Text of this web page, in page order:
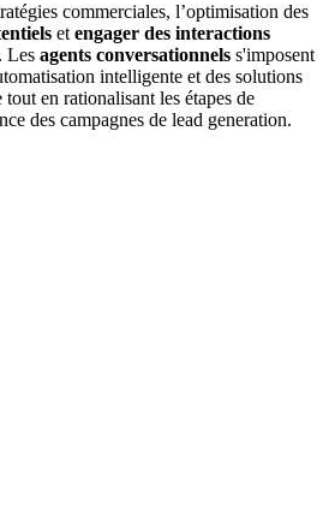
commerciales, l’optimisation des
et engager des interactions
Les agents conversationnels s'imposent
intelligente et des solutions
en rationalisant les étapes de
des campagnes de lead generation.